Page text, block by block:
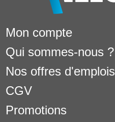
Mon compte
Qui sommes-nous ?
Nos offres d'emplois
CGV
Promotions